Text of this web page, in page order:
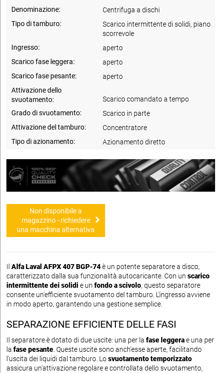
Denominazione:
Centrifuga a dischi
Tipo di tamburo:
Scarico intermittente di solidi, piano
scorrevole
Ingresso:
aperto
Scarico fase leggera:
aperto
Scarico fase pesante:
aperto
Attivazione dello
svuotamento:
Scarico comandato a tempo
Grado di svuotamento:
Scarico in parte
Attivazione del tamburo:
Concentratore
Tipo di azionamento:
Azionamento diretto
Non disponibile a
magazzino - richiedere
una macchina alternativa
Il Alfa Laval AFPX 407 BGP-74è un potente separatore a disco,
caratterizzato dalla sua funzionalità autocaricante. Con un scarico
intermittente dei solidi e un fondo a scivolo, questo separatore
consente un'efficiente svuotamento del tamburo. L'ingresso avviene
in modo aperto, garantendo una gestione semplice.
SEPARAZIONE EFFICIENTE DELLE FASI
Il separatore è dotato di due uscite: una per la fase leggerae una per
la fase pesante. Queste uscite sono anch'esse aperte, facilitando
l'uscita dei liquidi dal tamburo. Losvuotamento temporizzato
assicura un'attivazione regolare e controllata dello svuotamento,